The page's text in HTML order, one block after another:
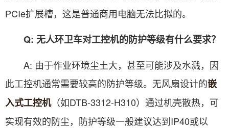
PCIe扩展槽，这是普通商用电脑无法比拟的。
Q: 无人环卫车对工控机的防护等级有什么要求？
A: 由于作业环境尘土大，甚至可能涉及水溅，因
此工控机通常需要较高的防护等级。无风扇设计的嵌
入式工控机（如DTB-3312-H310）通过机壳散热，可
实现有效的防尘，防护等级一般建议达到IP40或以